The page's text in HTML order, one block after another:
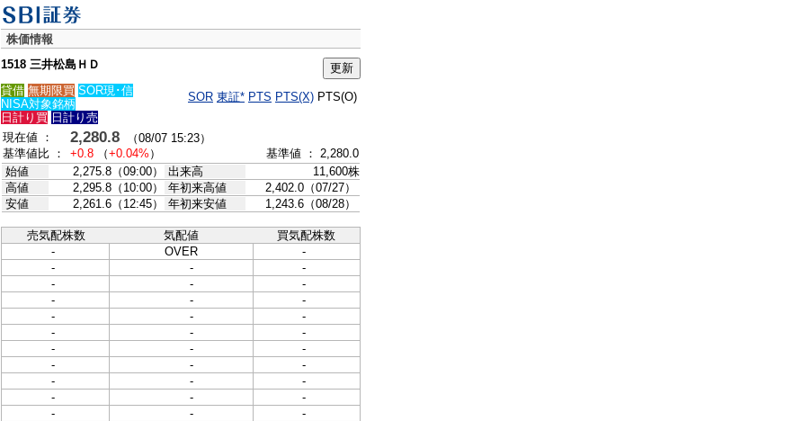
株価情報
1518 三井松島ＨＤ
貸借 無期限買 SOR現･信
NISA対象銘柄
SOR 東証* PTS PTS(X) PTS(O)
日計り買 日計り売
現在値 ：
2,280.8 （08/07 15:23）
基準値比 ：
+0.8 （+0.04% ）
基準値 ： 2,280.0
始値
2,275.8（09:00） 出来高
11,600株
高値
2,295.8（10:00） 年初来高値
2,402.0（07/27）
安値
2,261.6（12:45） 年初来安値 1,243.6（08/28）
売気配株数 気配値
買気配株数
-
OVER
-
-
-
-
-
-
-
-
-
-
-
-
-
-
-
-
-
-
-
-
-
-
-
-
-
-
-
-
-
-
-